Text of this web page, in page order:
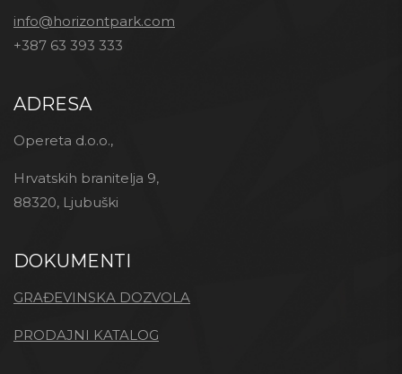
info@horizontpark.com
+387 63 393 333
ADRESA
Opereta d.o.o.,
Hrvatskih branitelja 9,
88320, Ljubuški
DOKUMENTI
GRAĐEVINSKA DOZVOLA
PRODAJNI KATALOG